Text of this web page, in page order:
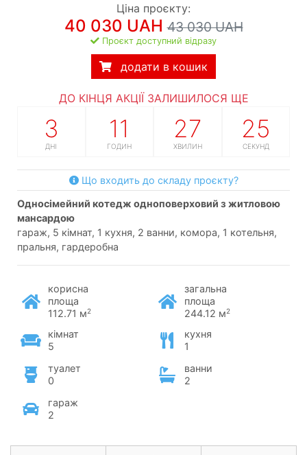
Ціна проєкту:
40 030 UAH43 030 UAH
Проєкт доступний відразу
додати в кошик
ДО КІНЦЯ АКЦІЇ ЗАЛИШИЛОСЯ ЩЕ
3
ДНІ
11
ГОДИН
27
ХВИЛИН
24
СЕКУНД
Що входить до складу проєкту?
односімейний котедж одноповерховий з житловою
мансардою
гараж, 5 кімнат, 1 кухня, 2 ванни, комора, 1 котельня,
пральня, гардеробна
корисна
площа
112.71 м2
загальна
площа
244.12 м2
кімнат
5
кухня
1
туалет
0
ванни
2
гараж
2